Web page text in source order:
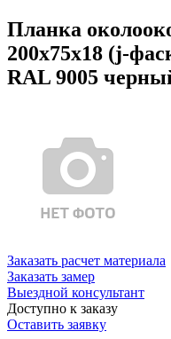
Планка
200х75х18 (j-
RAL 9005
Заказать расчет материала
Заказать замер
Выездной консультант
Доступно к заказу
Оставить заявку